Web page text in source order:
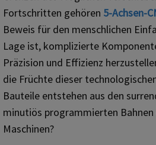
Fortschritten gehören 5-Achsen-
Beweis für den menschlichen
Lage ist, komplizierte
Präzision und Effizienz
die Früchte dieser
Bauteile entstehen aus den
minutiös programmierten Bahnen
Maschinen?